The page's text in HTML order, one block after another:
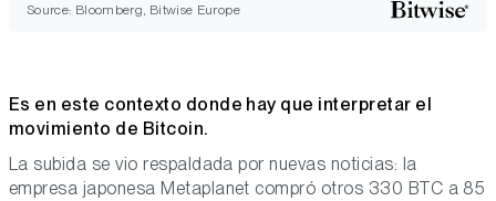
Source: Bloomberg, Bitwise Europe
Es en este contexto donde hay que interpretar el
movimiento de Bitcoin.
La subida se vio respaldada por nuevas noticias: la
empresa japonesa Metaplanet compró otros 330 BTC a 85